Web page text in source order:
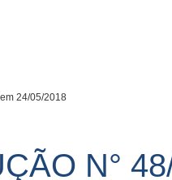
24/05/2018
N°